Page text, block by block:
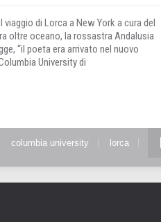
di Lorca a New York a cura del
oltre oceano, la rossastra Andalusia
“il poeta era arrivato nel nuovo
University di
columbia university
lorca